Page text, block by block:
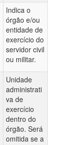
Indica o
órgão e/ou
entidade de
exercício do
servidor civil
ou militar.
Unidade
administrati
va de
exercício
dentro do
órgão. Será
omitida se a